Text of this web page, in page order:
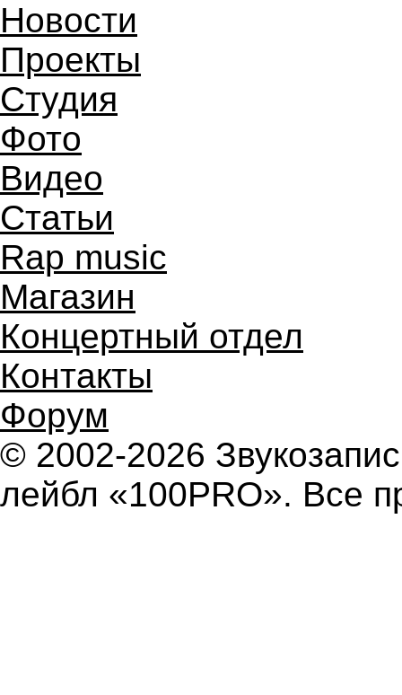
Новости
Проекты
Студия
Фото
Видео
Статьи
Rap music
Магазин
Концертный отдел
Контакты
Форум
© 2002-2026
лейбл «100PRO». Все